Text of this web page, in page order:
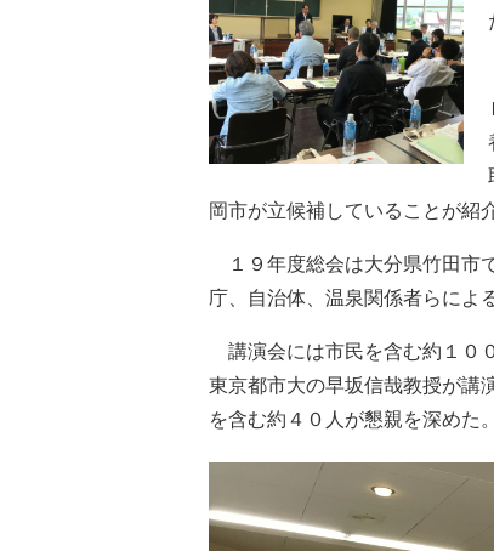
岡市が立候補していることが紹
１９年度総会は大分県竹田市
庁、自治体、温泉関係者らによ
講演会には市民を含む約１０
東京都市大の早坂信哉教授が講
を含む約４０人が懇親を深めた。